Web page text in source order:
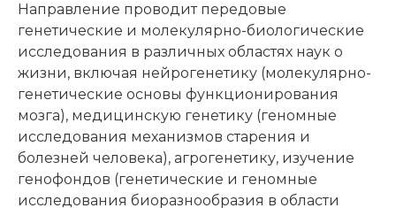
Направление проводит передовые
генетические и молекулярно-биологические
исследования в различных областях наук о
жизни, включая нейрогенетику (молекулярно-
генетические основы функционирования
мозга), медицинскую генетику (геномные
исследования механизмов старения и
болезней человека), агрогенетику, изучение
генофондов (генетические и геномные
исследования биоразнообразия в области